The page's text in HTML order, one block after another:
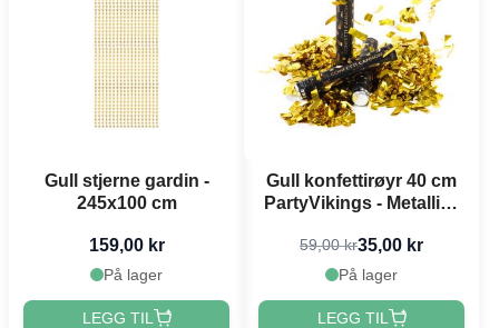
Gull stjerne gardin -
245x100 cm
159,00 kr
På lager
LEGG TIL
Gull konfettirøyr 40 cm
PartyVikings - Metallisk
59,00 kr35,00 kr
På lager
LEGG TIL